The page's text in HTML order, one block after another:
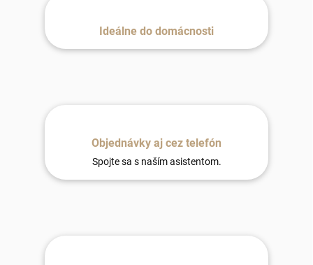
Ideálne do domácnosti
Objednávky aj cez telefón
Spojte sa s naším asistentom.